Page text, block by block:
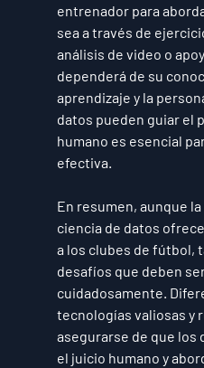
entrenador para
sea a través de
análisis de video o
dependerá de su
aprendizaje y la
datos pueden guiar el
humano es esencial
efectiva.
En resumen, aunque
ciencia de datos
a los clubes de fútbol,
desafíos que deben
cuidadosamente.
tecnologías valiosas y
asegurarse de que los
el juicio humano y